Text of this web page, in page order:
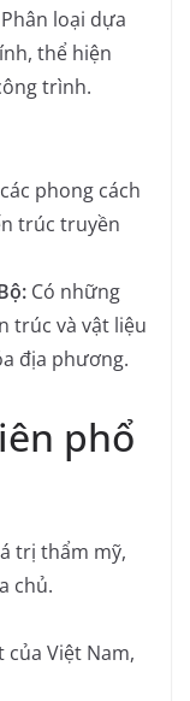
Phân loại dựa
thể hiện
trình.
phong cách
trúc truyền
Có những
trúc và vật liệu
địa phương.
phổ
trị thẩm mỹ,
chủ.
Việt Nam,